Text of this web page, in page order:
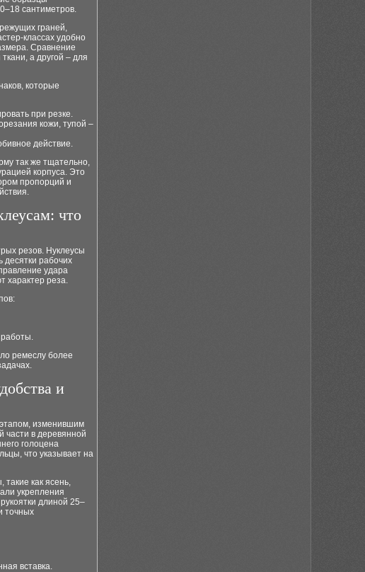
сантиметров.
граней,
классах удобно
Сравнение
а другой – для
которые
при резке.
кожи, тупой –
действие.
так же тщательно,
корпуса. Это
пропорций и
что
резов. Нуклеусы
десятки рабочих
удара
характер реза.
ремеслу более
и
изменившим
части в деревянной
голоцена
что указывает на
как ясень,
укрепления
длиной 25–
точных
вставка.